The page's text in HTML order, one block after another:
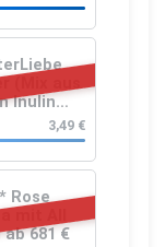
(Mix aus
Inulin
&3,49 €
Rose
mit All
681 €